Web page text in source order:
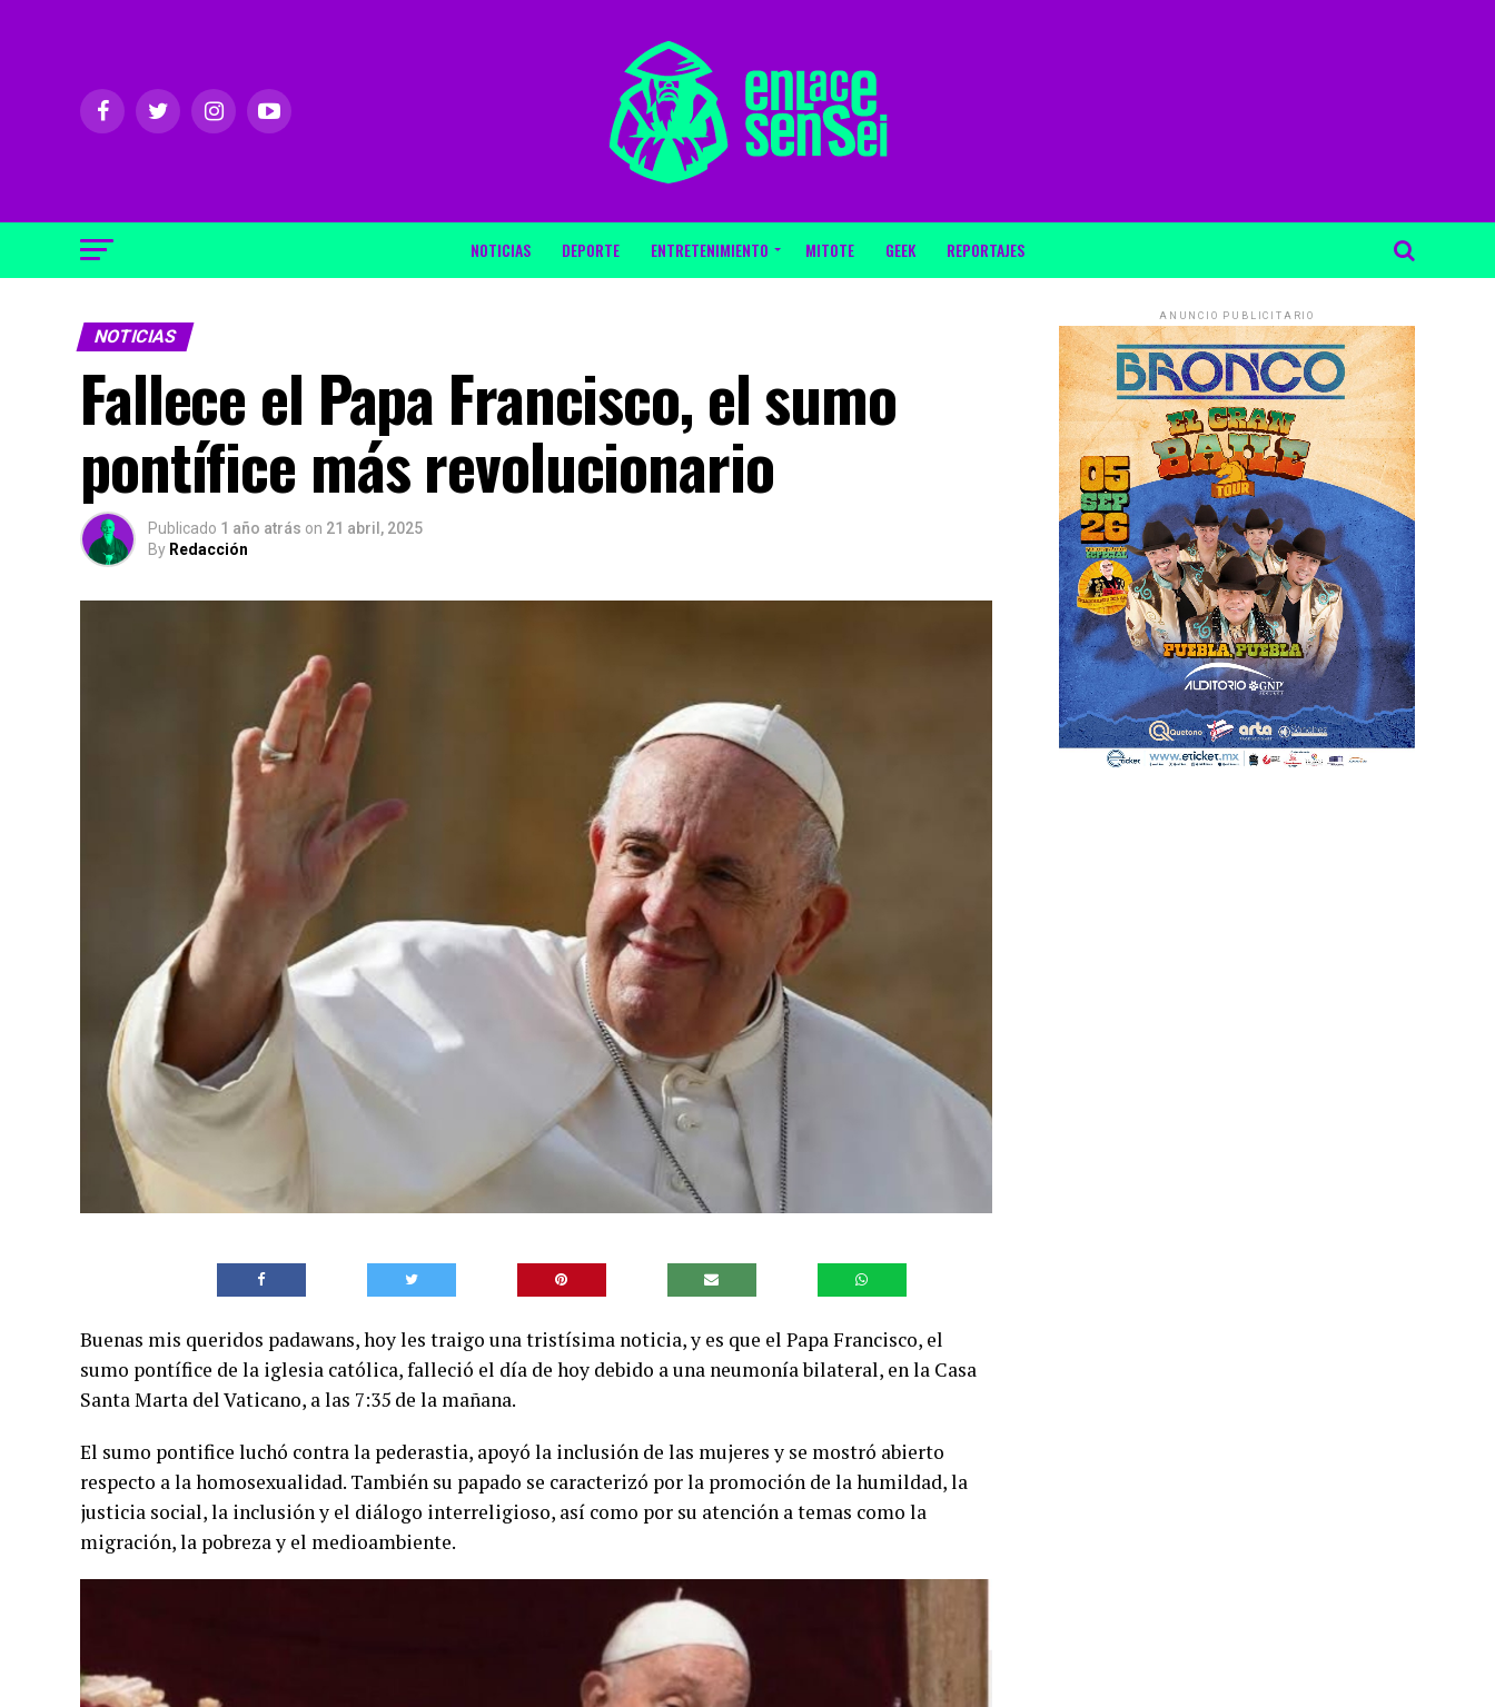
NOTICIAS DEPORTE ENTRETENIMIENTO MITOTE GEEK REPORTAJES
NOTICIAS
Fallece el Papa Francisco, el sumo
pontífice más revolucionario
Publicado 1 año atrás on 21 abril, 2025
By Redacción
Buenas mis queridos padawans, hoy les traigo una tristísima noticia, y es que el Papa Francisco, el
sumo pontífice de la iglesia católica, falleció el día de hoy debido a una neumonía bilateral, en la Casa
Santa Marta del Vaticano, a las 7:35 de la mañana.
El sumo pontifice luchó contra la pederastia, apoyó la inclusión de las mujeres y se mostró abierto
respecto a la homosexualidad. También su papado se caracterizó por la promoción de la humildad, la
justicia social, la inclusión y el diálogo interreligioso, así como por su atención a temas como la
migración, la pobreza y el medioambiente.
ANUNCIO PUBLICITARIO